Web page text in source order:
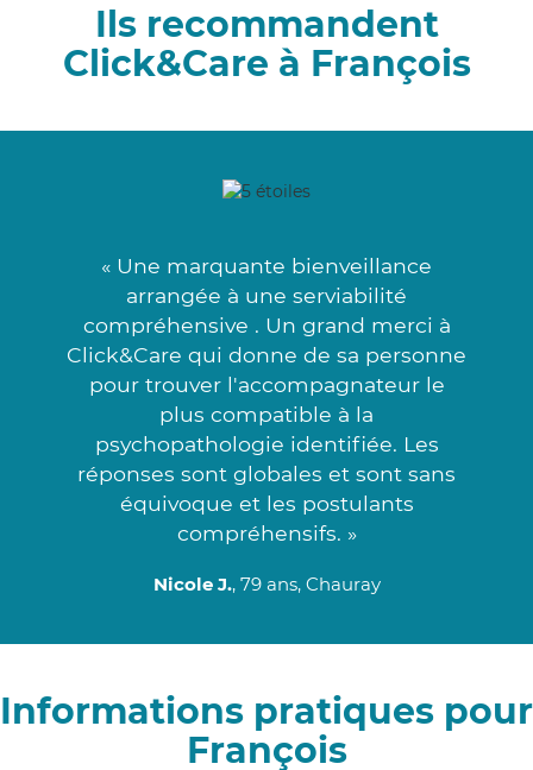
Ils recommandent
Click&Care à François
« Une marquante bienveillance
arrangée à une serviabilité
compréhensive . Un grand merci à
Click&Care qui donne de sa personne
pour trouver l'accompagnateur le
plus compatible à la
psychopathologie identifiée. Les
réponses sont globales et sont sans
équivoque et les postulants
compréhensifs. »
Nicole J., 79 ans, Chauray
Informations pratiques pour
François